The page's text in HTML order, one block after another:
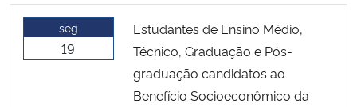
seg
19
Estudantes de Ensino Médio,
Técnico, Graduação e Pós-
graduação candidatos ao
Benefício Socioeconômico da